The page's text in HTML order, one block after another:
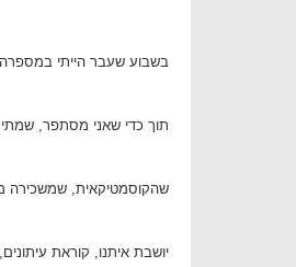
בשבוע שעבר הייתי במספרה.
תוך כדי שאני מסתפר,
שהקוסמטיקאית, שמשכירה
יושבת איתנו, קוראת